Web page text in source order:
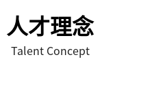
人才理念
Talent Concept